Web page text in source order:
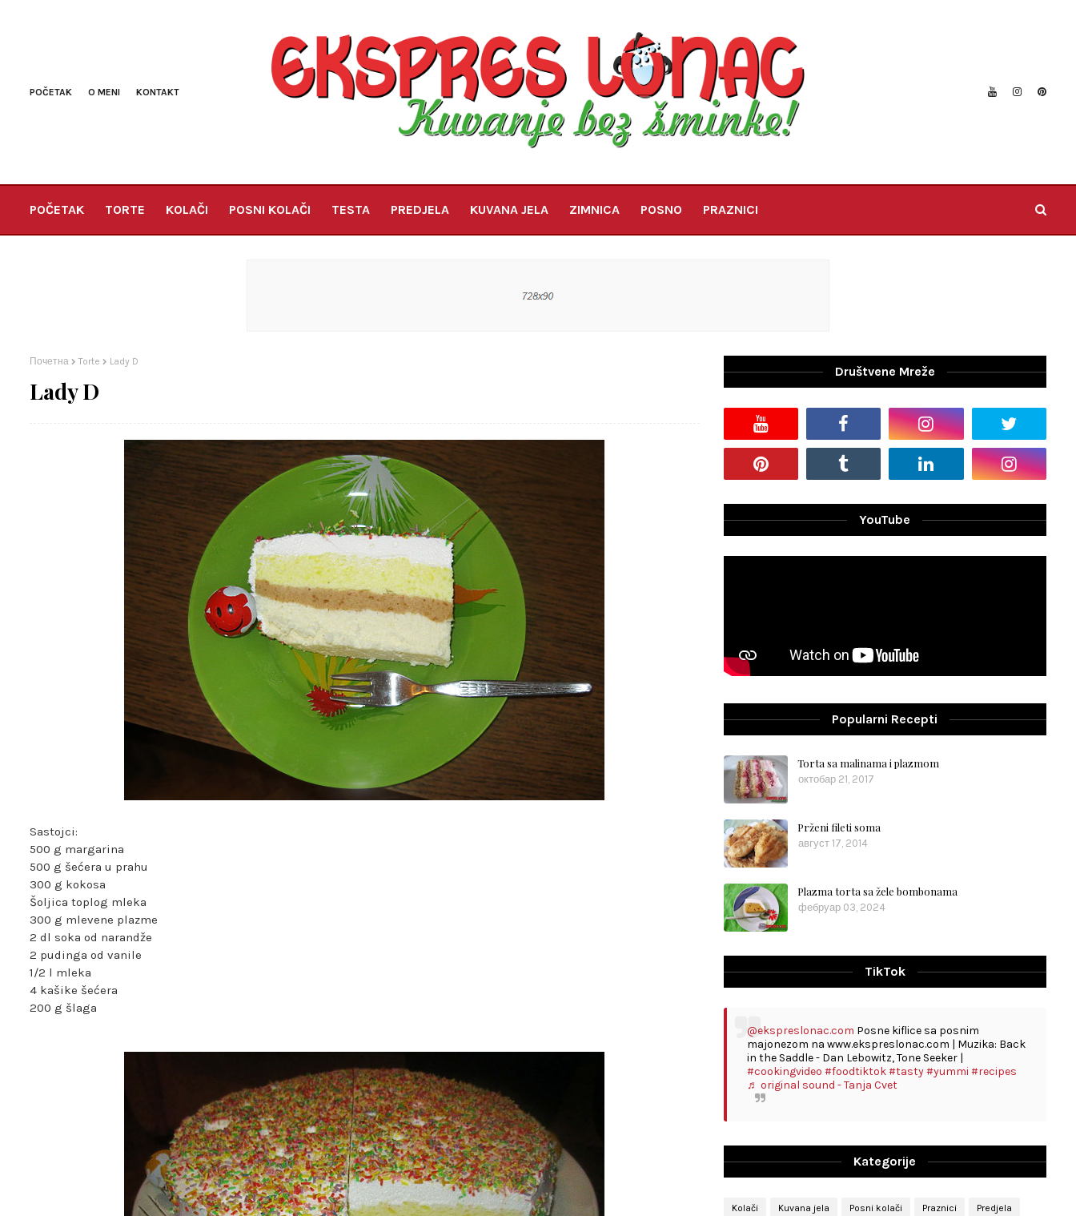
POČETAK O MENI KONTAKT
POČETAK TORTE KOLAČI POSNI KOLAČI TESTA PREDJELA KUVANA JELA ZIMNICA POSNO PRAZNICI
Почетна Torte Lady D
Lady D
Sastojci:
500 g margarina
500 g šećera u prahu
300 g kokosa
Šoljica toplog mleka
300 g mlevene plazme
2 dl soka od narandže
2 pudinga od vanile
1/2 l mleka
4 kašike šećera
200 g šlaga
Društvene Mreže
YouTube
Popularni Recepti
Torta sa malinama i plazmom
октобар 21, 2017
Prženi fileti soma
август 17, 2014
Plazma torta sa žele bombonama
фебруар 03, 2024
TikTok
@ekspreslonac.com Posne kiflice sa posnim
majonezom na www.ekspreslonac.com | Muzika: Back
in the Saddle - Dan Lebowitz, Tone Seeker |
#cookingvideo #foodtiktok#tasty#yummi #recipes
♬ original sound - Tanja Cvet
Kategorije
Kolači Kuvana jela Posni kolači Praznici Predjela